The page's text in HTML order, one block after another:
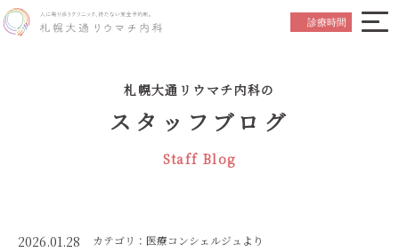
診療時間
院長ごあいさつ Greeting
診療内容について Medical Service
News
アクセス Access
札幌大通リウマチ内科の
スタッフブログ
Staff Blog
2026.01.28 カテゴリ：医療コンシェルジュより